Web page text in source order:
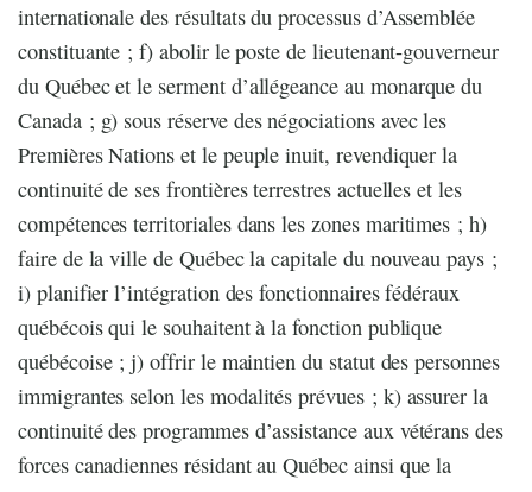
internationale des résultats du processus d’Assemblée
constituante ; f) abolir le poste de lieutenant-gouverneur
du Québec et le serment d’allégeance au monarque du
Canada ; g) sous réserve des négociations avec les
Premières Nations et le peuple inuit, revendiquer la
continuité de ses frontières terrestres actuelles et les
compétences territoriales dans les zones maritimes ; h)
faire de la ville de Québec la capitale du nouveau pays ;
i) planifier l’intégration des fonctionnaires fédéraux
québécois qui le souhaitent à la fonction publique
québécoise ; j) offrir le maintien du statut des personnes
immigrantes selon les modalités prévues ; k) assurer la
continuité des programmes d’assistance aux vétérans des
forces canadiennes résidant au Québec ainsi que la